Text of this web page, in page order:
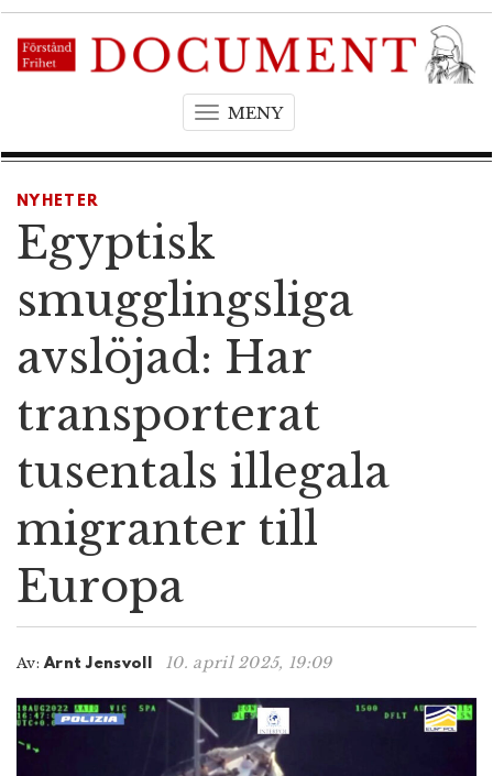
MENYT
g
n
a
i
g
a
t
i
o
n
NYHETER
Egyptisk
smugglingsliga
avslöjad: Har
transporterat
tusentals illegala
migranter till
Europa
Av: Arnt Jensvoll 10. april 2025, 19:09